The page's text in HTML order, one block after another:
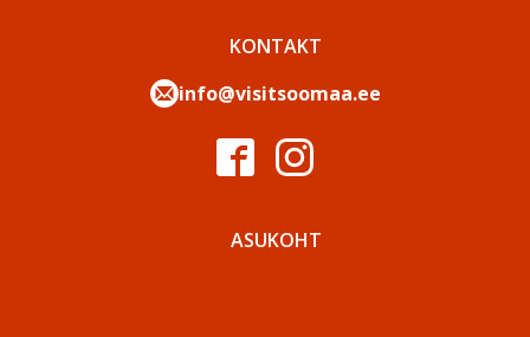
KONTAKT
info@visitsoomaa.ee
ASUKOHT